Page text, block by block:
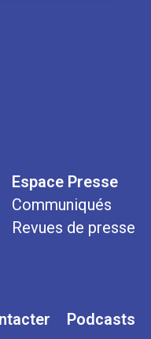
Espace Presse
Communiqués
Revues de presse
Podcasts